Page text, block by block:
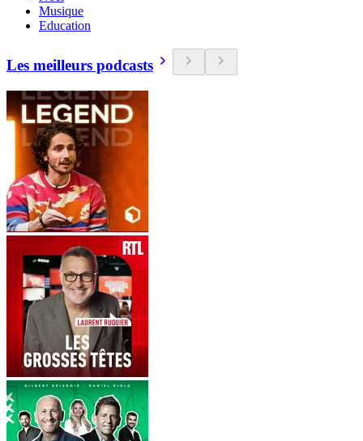
Musique
Education
Les meilleurs podcasts